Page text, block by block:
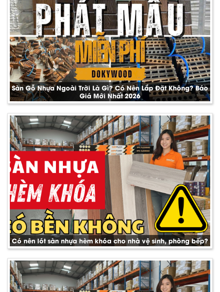
Sàn Gỗ Nhựa Ngoài Trời Là Gì? Có Nên Lắp Đặt Không? Báo
Giá Mới Nhất 2026
Có nên lót sàn nhựa hèm khóa cho nhà vệ sinh, phòng bếp?